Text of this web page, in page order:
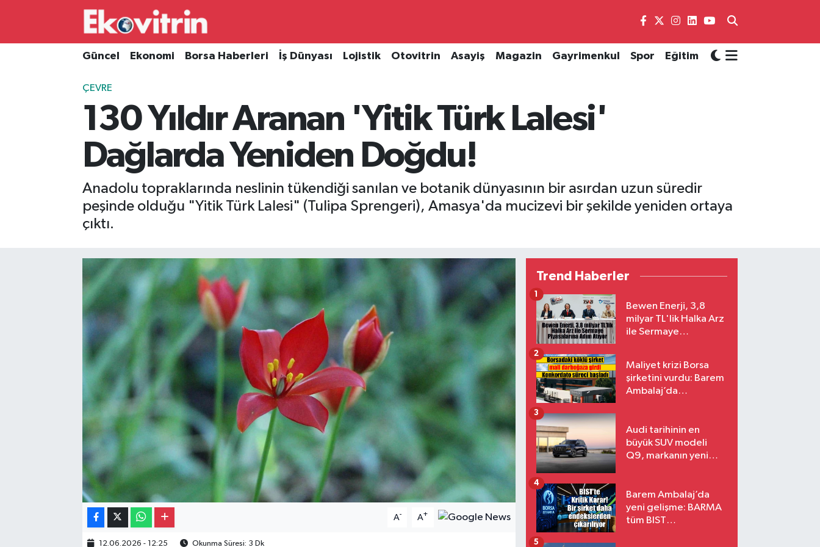
Güncel Ekonomi Borsa Haberleri İş Dünyası Lojistik Otovitrin Asayiş Magazin Gayrimenkul Spor Eğitim
ÇEVRE
130 Yıldır Aranan 'Yitik Türk Lalesi'
Dağlarda Yeniden Doğdu!
Anadolu topraklarında neslinin tükendiği sanılan ve botanik dünyasının bir asırdan uzun süredir
peşinde olduğu "Yitik Türk Lalesi" (Tulipa Sprengeri), Amasya'da mucizevi bir şekilde yeniden ortaya
çıktı.
A- A+
12.06.2026 - 12:25 Okunma Süresi: 3 Dk
Trend Haberler
Bewen Enerji, 3,8
milyar TL'lik Halka Arz
ile Sermaye
1
Maliyet krizi Borsa
şirketini vurdu: Barem
Ambalaj’da
2
Audi tarihinin en
büyük SUV modeli
Q9, markanın yeni
3
Barem Ambalaj’da
yeni gelişme: BARMA
tüm BIST
4
5
Güncel
Borsa Haberleri
Gayrimenkul
Hava Durumu
Süper Lig Puan Durumu ve Fikstür
Tüm Manşetler
Son Dakika Haberleri
Haber Arşivi